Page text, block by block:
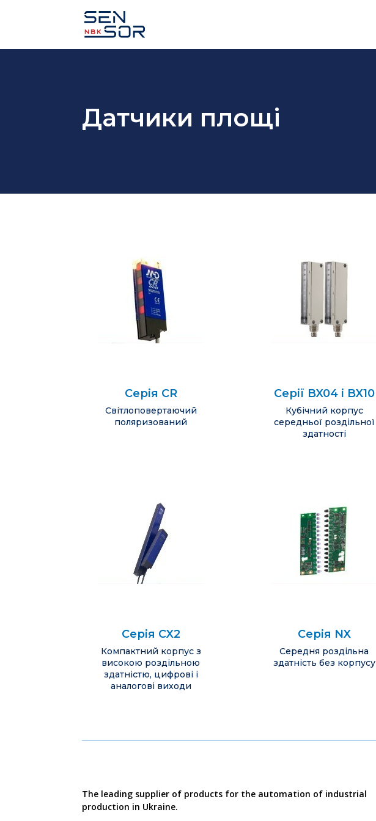
Датчики площі
Серія CR
Cвітлоповертаючий
поляризований
Серії BX04 і BX10
Кубічний корпус
середньої роздільної
здатності
Серія CX2
Компактний корпус з
високою роздільною
здатністю, цифрові і
аналогові виходи
Серія NX
Середня роздільна
здатність без корпусу
The leading supplier of products for the automation of industrial
production in Ukraine.